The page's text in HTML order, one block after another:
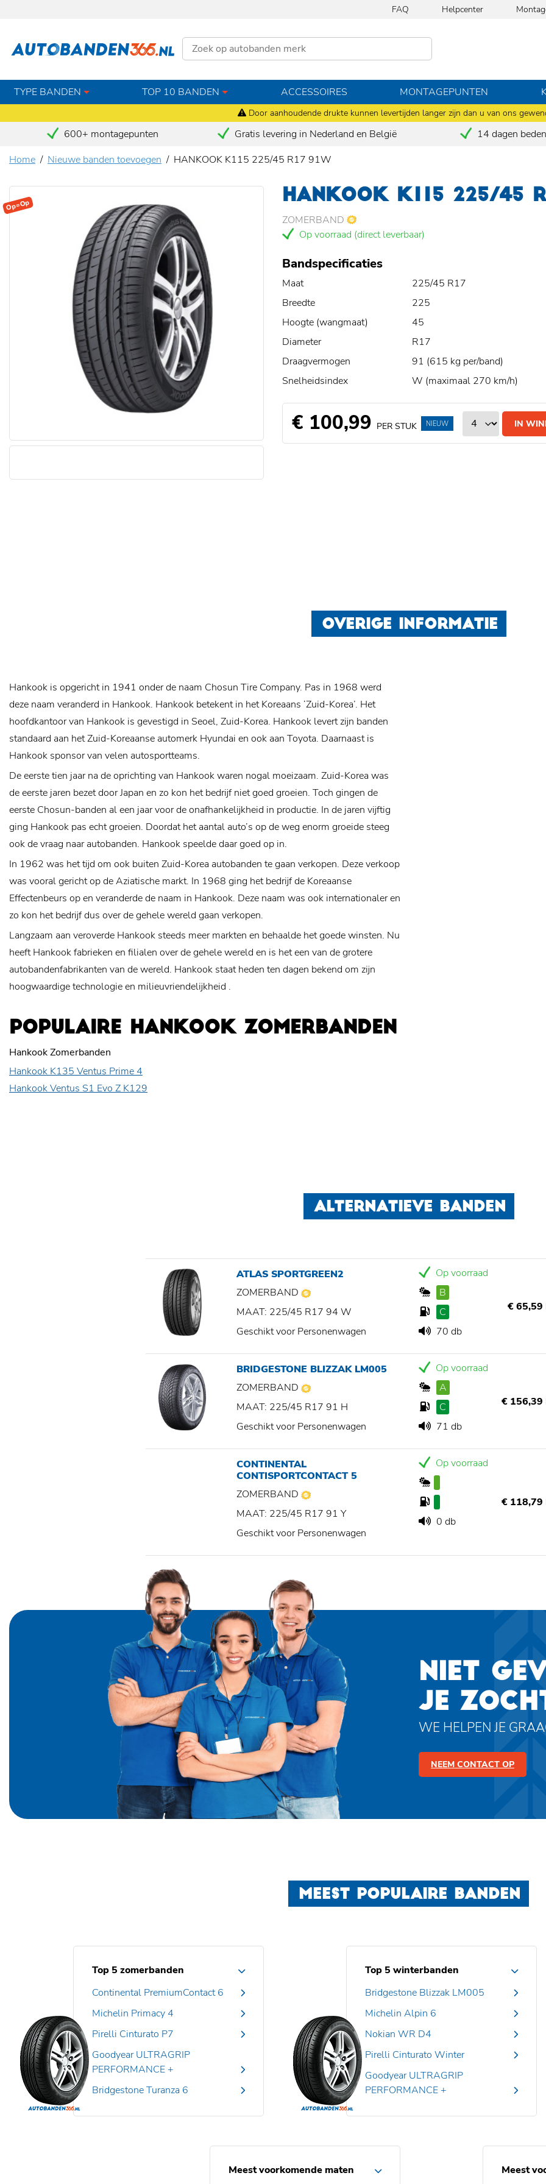
Door aanhoudende drukte kunnen levertijden langer zijn dan u van ons
FAQ Helpcenter
TYPE BANDEN TOP 10 BANDEN ACCESSOIRES MONTAGEPUNTEN
600+ montagepunten Gratis levering in Nederland en België 14 dagen
Home
Nieuwe banden toevoegen HANKOOK K115 225/45 R17 91W
Op=Op HANKOOK K115 225/45
ZOMERBAND
Op voorraad (direct leverbaar)
Bandspecificaties
Maat
225/45 R17
Breedte
225
Hoogte (wangmaat)
45
Diameter
R17
Draagvermogen
91 (615 kg per/band)
Snelheidsindex
W (maximaal 270 km/h)
€ 100,99 PER STUK IN
NIEUW
OVERIGE INFORMATIE
Hankook is opgericht in 1941 onder de naam Chosun Tire Company. Pas in 1968 werd
deze naam veranderd in Hankook. Hankook betekent in het Koreaans ‘Zuid-Korea’. Het
hoofdkantoor van Hankook is gevestigd in Seoel, Zuid-Korea. Hankook levert zijn banden
standaard aan het Zuid-Koreaanse automerk Hyundai en ook aan Toyota. Daarnaast is
Hankook sponsor van velen autosportteams.
De eerste tien jaar na de oprichting van Hankook waren nogal moeizaam. Zuid-Korea was
de eerste jaren bezet door Japan en zo kon het bedrijf niet goed groeien. Toch gingen de
eerste Chosun-banden al een jaar voor de onafhankelijkheid in productie. In de jaren vijftig
ging Hankook pas echt groeien. Doordat het aantal auto’s op de weg enorm groeide steeg
ook de vraag naar autobanden. Hankook speelde daar goed op in.
In 1962 was het tijd om ook buiten Zuid-Korea autobanden te gaan verkopen. Deze verkoop
was vooral gericht op de Aziatische markt. In 1968 ging het bedrijf de Koreaanse
Effectenbeurs op en veranderde de naam in Hankook. Deze naam was ook internationaler en
zo kon het bedrijf dus over de gehele wereld gaan verkopen.
Langzaam aan veroverde Hankook steeds meer markten en behaalde het goede winsten. Nu
heeft Hankook fabrieken en filialen over de gehele wereld en is het een van de grotere
autobandenfabrikanten van de wereld. Hankook staat heden ten dagen bekend om zijn
hoogwaardige technologie en milieuvriendelijkheid .
POPULAIRE HANKOOK ZOMERBANDEN
Hankook Zomerbanden
Hankook K135 Ventus Prime 4
Hankook Ventus S1 Evo Z K129
ALTERNATIEVE BANDEN
ATLAS SPORTGREEN2
ZOMERBAND
MAAT: 225/45 R17 94 W
Geschikt voor Personenwagen
Op voorraad
B
C
70 db
€ 65,59
BRIDGESTONE BLIZZAK LM005
ZOMERBAND
MAAT: 225/45 R17 91 H
Geschikt voor Personenwagen
Op voorraad
A
C
71 db
€ 156,39
CONTINENTAL
CONTISPORTCONTACT 5
ZOMERBAND
MAAT: 225/45 R17 91 Y
Geschikt voor Personenwagen
Op voorraad
0 db
€ 118,79
NIET
JE
WE HELPEN JE
NEEM CONTACT OP
MEEST POPULAIRE BANDEN
Top 5 zomerbanden
Continental PremiumContact 6
Michelin Primacy 4
Pirelli Cinturato P7
Goodyear ULTRAGRIP
PERFORMANCE +
Bridgestone Turanza 6
Top 5 winterbanden
Bridgestone Blizzak LM005
Michelin Alpin 6
Nokian WR D4
Pirelli Cinturato Winter
Goodyear ULTRAGRIP
PERFORMANCE +
Meest voorkomende maten Meest